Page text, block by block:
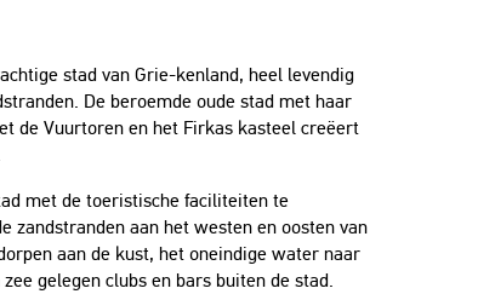
stad van Grie-kenland, heel levendig
De beroemde oude stad met haar
de Vuurtoren en het Firkas kasteel creëert
met de toeristische faciliteiten te
zandstranden aan het westen en oosten van
aan de kust, het oneindige water naar
gelegen clubs en bars buiten de stad.